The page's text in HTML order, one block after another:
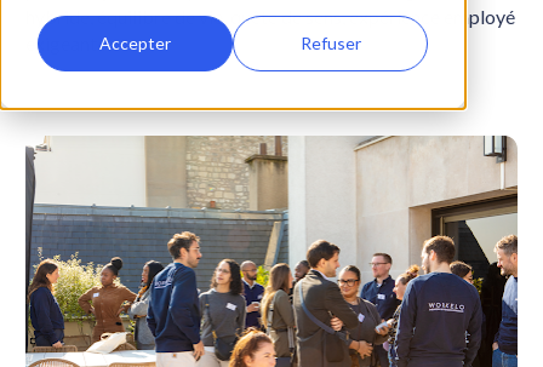
Accepter Refuser
hybride, équilibre de vie, quête de sens, expérience employé
exigeante.